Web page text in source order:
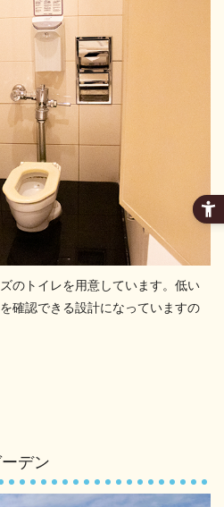
のトイレを用意しています。低い
確認できる設計になっていますの
デン